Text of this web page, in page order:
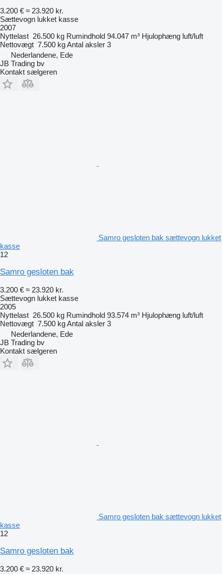
3.200 € ≈ 23.920 kr.
Sættevogn lukket kasse
2007
Nyttelast 26.500 kg Rumindhold 94.047 m³ Hjulophæng luft/luft
Nettovægt 7.500 kgAntal aksler 3
Nederlandene, Ede
JB Trading bv
Kontakt sælgeren
Samro gesloten bak sættevogn lukket
kasse
12
Samro gesloten bak
3.200 € ≈ 23.920 kr.
Sættevogn lukket kasse
2005
Nyttelast 26.500 kg Rumindhold 93.574 m³ Hjulophæng luft/luft
Nettovægt 7.500 kgAntal aksler 3
Nederlandene, Ede
JB Trading bv
Kontakt sælgeren
Samro gesloten bak sættevogn lukket
kasse
12
Samro gesloten bak
3.200 € ≈ 23.920 kr.